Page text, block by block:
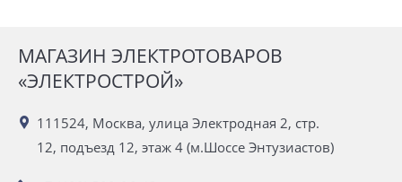
МАГАЗИН ЭЛЕКТРОТОВАРОВ
«ЭЛЕКТРОСТРОЙ»
111524, Москва, улица Электродная 2, стр.
12, подъезд 12, этаж 4 (м.Шоссе Энтузиастов)